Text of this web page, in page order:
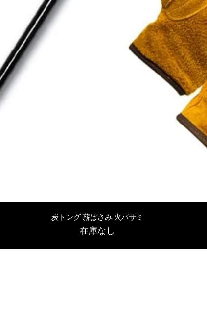
クイックビュー
炭トング 薪ばさみ 火バサミ
在庫なし